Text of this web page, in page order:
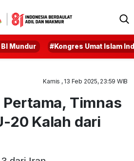
Mundur #Kongres Umat Islam
Kamis , 13 Feb 2025, 23:59 WIB
Timnas
20 Kalah dari